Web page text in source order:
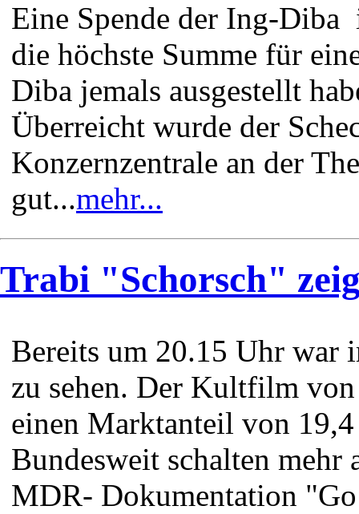
Eine Spende der Ing-Diba
die höchste Summe für
Diba jemals ausgestellt
Überreicht wurde der
Konzernzentrale an der
gut...mehr...
Trabi "Schorsch"
Bereits um 20.15 Uhr
zu sehen. Der Kultfilm
einen Marktanteil von
Bundesweit schalten
MDR- Dokumentation